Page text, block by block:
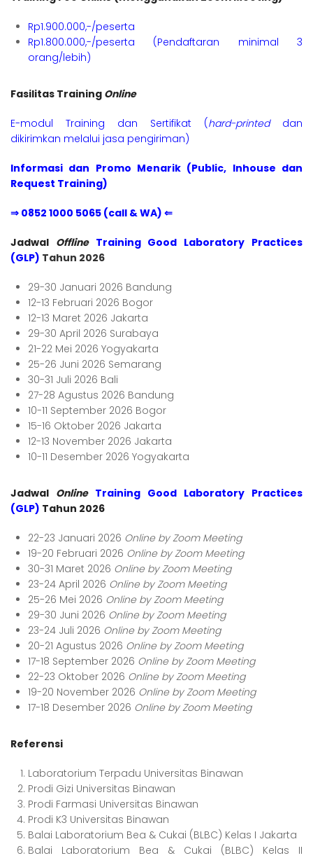
Rp1.900.000,-/peserta
Rp1.800.000,-/peserta (Pendaftaran minimal 3
orang/lebih)
Fasilitas Training Online
E-modul Training dan Sertifikat (hard-printeddan
dikirimkan melalui jasa pengiriman)
Informasi dan Promo Menarik (Public, Inhouse dan
Request Training)
⇒ 0852 1000 5065 (call & WA) ⇐
Jadwal Offline Training Good Laboratory Practices
(GLP) Tahun 2026
29-30 Januari 2026 Bandung
12-13 Februari 2026 Bogor
12-13 Maret 2026 Jakarta
29-30 April 2026 Surabaya
21-22 Mei 2026 Yogyakarta
25-26 Juni 2026 Semarang
30-31 Juli 2026 Bali
27-28 Agustus 2026 Bandung
10-11 September 2026 Bogor
15-16 Oktober 2026 Jakarta
12-13 November 2026 Jakarta
10-11 Desember 2026 Yogyakarta
Jadwal Online Training Good Laboratory Practices
(GLP) Tahun 2026
22-23 Januari 2026 Online by Zoom Meeting
19-20 Februari 2026 Online by Zoom Meeting
30-31 Maret 2026 Online by Zoom Meeting
23-24 April 2026 Online by Zoom Meeting
25-26 Mei 2026 Online by Zoom Meeting
29-30 Juni 2026 Online by Zoom Meeting
23-24 Juli 2026 Online by Zoom Meeting
20-21 Agustus 2026 Online by Zoom Meeting
17-18 September 2026 Online by Zoom Meeting
22-23 Oktober 2026 Online by Zoom Meeting
19-20 November 2026 Online by Zoom Meeting
17-18 Desember 2026 Online by Zoom Meeting
Referensi
Laboratorium Terpadu Universitas Binawan
Prodi Gizi Universitas Binawan
Prodi Farmasi Universitas Binawan
Prodi K3 Universitas Binawan
Balai Laboratorium Bea & Cukai (BLBC) Kelas I Jakarta
Balai Laboratorium Bea & Cukai (BLBC) Kelas II